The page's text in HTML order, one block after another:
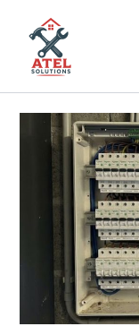
contenu